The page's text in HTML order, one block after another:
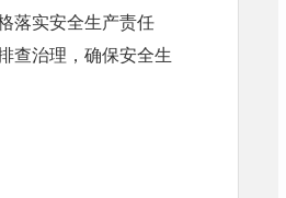
落实安全生产责任
查治理，确保安全生